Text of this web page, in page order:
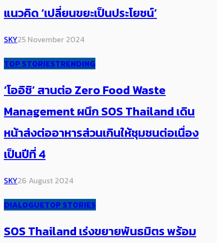
แนวคิด ‘เปลี่ยนขยะเป็นประโยชน์’
SKY25 November 2024
TOP STORIESTRENDING
‘โออิชิ’ สานต่อ​ Zero Food Waste
Management ผนึก SOS Thailand เดิน
หน้าส่งต่ออาหารส่วนเกินให้​ชุมชนต่อเนื่อง
เป็นปีที่ 4
SKY26 August 2024
DIALOGUETOP STORIES
SOS Thailand เร่งขยายพันธมิตร พร้อม